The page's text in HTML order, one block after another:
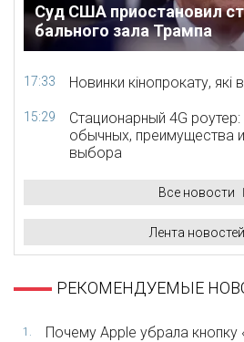
Суд США приостановил
бального зала Трампа
17:33 Новинки кінопрокату, які
15:29
Стационарный 4G
обычных, преимущества
выбора
Все новости
Лента новостей
РЕКОМЕНДУЕМЫЕ
1.
Почему Apple убрала